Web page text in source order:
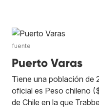
fuente
Puerto Varas
Tiene una población de
oficial es Peso chileno
de Chile en la que